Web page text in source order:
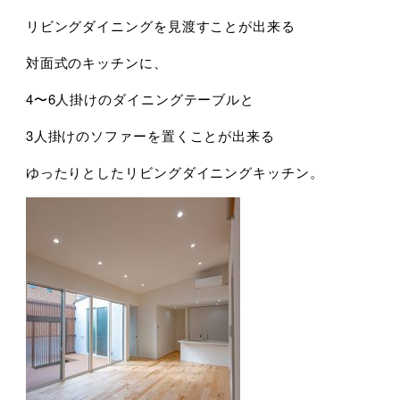
リビングダイニングを見渡すことが出来る
対面式のキッチンに、
4〜6人掛けのダイニングテーブルと
3人掛けのソファーを置くことが出来る
ゆったりとしたリビングダイニングキッチン。